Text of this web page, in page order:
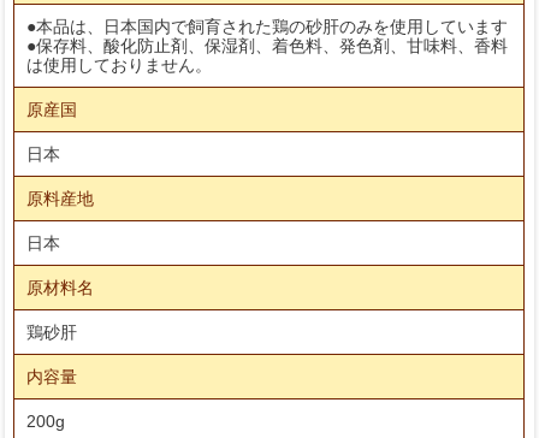
●本品は、日本国内で飼育された鶏の砂肝のみを使用しています
●保存料、酸化防止剤、保湿剤、着色料、発色剤、甘味料、香料
は使用しておりません。
原産国
日本
原料産地
日本
原材料名
鶏砂肝
内容量
200g